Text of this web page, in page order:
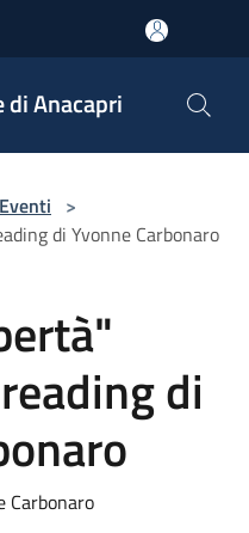
di Anacapri
Eventi >
di Yvonne Carbonaro
di
Carbonaro